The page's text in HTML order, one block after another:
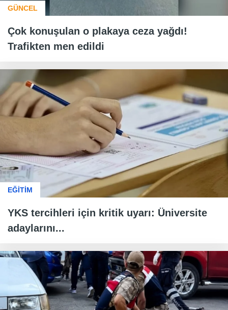
GÜNCEL
Çok konuşulan o plakaya ceza yağdı!
Trafikten men edildi
EĞİTİM
YKS tercihleri için kritik uyarı: Üniversite
adaylarını...